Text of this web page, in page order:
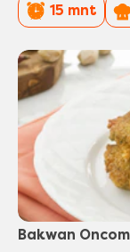
15 mnt
Bakwan